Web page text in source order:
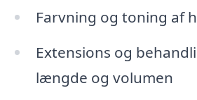
Farvning og toning af
Extensions og
længde og volumen